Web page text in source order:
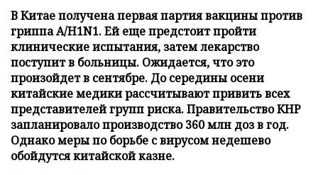
В Китае получена первая партия вакцины против
гриппа A/H1N1. Ей еще предстоит пройти
клинические испытания, затем лекарство
поступит в больницы. Ожидается, что это
произойдет в сентябре. До середины осени
китайские медики рассчитывают привить всех
представителей групп риска. Правительство КНР
запланировало производство 360 млн доз в год.
Однако меры по борьбе с вирусом недешево
обойдутся китайской казне.